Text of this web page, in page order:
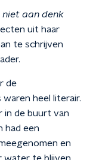
aan denk
uit haar
te schrijven
de
heel literair.
in de buurt van
had een
en